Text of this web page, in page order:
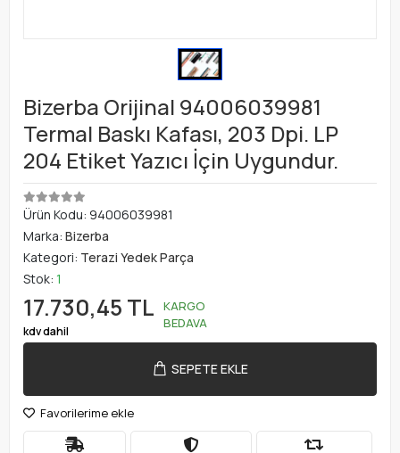
Bizerba Orijinal 94006039981
Termal Baskı Kafası, 203 Dpi. LP
204 Etiket Yazıcı İçin Uygundur.
Ürün Kodu: 94006039981
Marka: Bizerba
Kategori: Terazi Yedek Parça
Stok: 1
17.730,45 TL
kdv dahil
KARGO
BEDAVA
SEPETE EKLE
Favorilerime ekle